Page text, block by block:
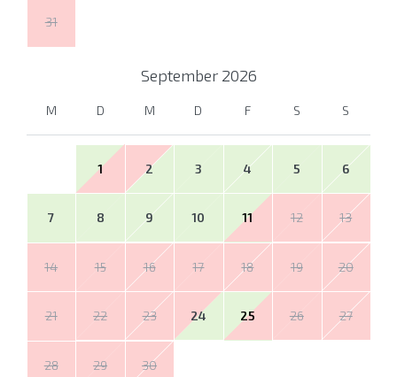
31
September 2026
M D M D F S S
1 2 3 4 5 6
7 8 9 10 11 12 13
14 15 16 17 18 19 20
21 22 23 24 25 26 27
28 29 30